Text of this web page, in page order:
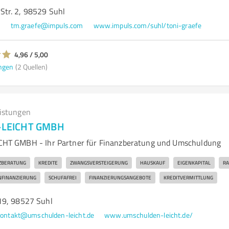
2, 98529 Suhl
tm.graefe@impuls.com www.impuls.com/suhl/toni-graefe
4,96 / 5,00
(2 Quellen)
GMBH
GMBH - Ihr Partner für Finanzberatung und Umschuldung
KREDITE ZWANGSVERSTEIGERUNG HAUSKAUF EIGENKAPITAL
SCHUFAFREI FINANZIERUNGSANGEBOTE KREDITVERMITTLUNG
98527 Suhl
leicht.de www.umschulden-leicht.de/